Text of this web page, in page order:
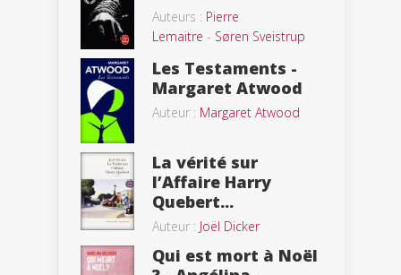
Auteurs : Pierre
Lemaitre - Søren Sveistrup
Les Testaments -
Margaret Atwood
Auteur : Margaret Atwood
La vérité sur
l’Affaire Harry
Quebert...
Auteur : Joël Dicker
Qui est mort à Noël